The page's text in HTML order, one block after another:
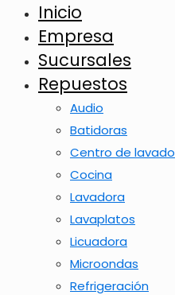
Inicio
Empresa
Sucursales
Repuestos
Audio
Batidoras
Centro de lavado
Cocina
Lavadora
Lavaplatos
Licuadora
Microondas
Refrigeración